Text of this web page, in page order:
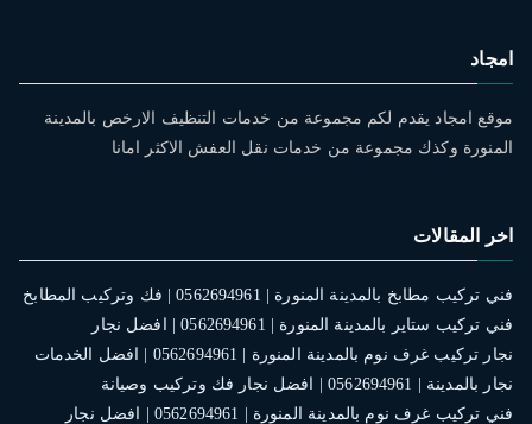
امجاد
موقع امجاد يقدم لكم مجموعة من خدمات التنظيف الارخص بالمدينة
المنورة وكذك مجموعة من خدمات نقل العفش الاكثر امانا
اخر المقالات
فني تركيب مطابخ بالمدينة المنورة | 0562694961 | فك وتركيب المطابخ
فني تركيب ستاير بالمدينة المنورة | 0562694961 | افضل نجار
نجار تركيب غرف نوم بالمدينة المنورة | 0562694961 | افضل الخدمات
نجار بالمدينة | 0562694961 | افضل نجار فك وتركيب وصيانة
فني تركيب غرف نوم بالمدينة المنورة | 0562694961 | افضل نجار